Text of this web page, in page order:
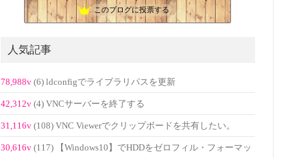
このブログに投票する
人気記事
78,988v (6) ldconfigでライブラリパスを更新
42,312v (4) VNCサーバーを終了する
31,116v (108) VNC Viewerでクリップボードを共有したい。
30,616v (117) 【Windows10】でHDDをゼロフィル・フォーマッ